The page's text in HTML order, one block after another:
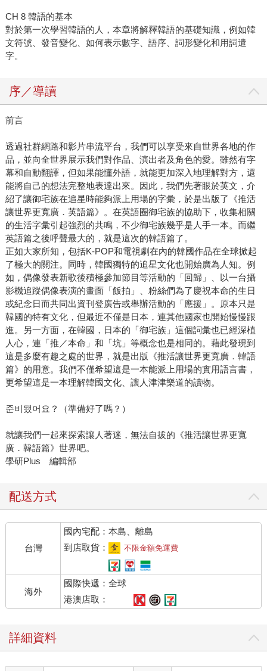
CH 8 韓語的基本
對於第一次學習韓語的人，本章將解釋韓語的基礎知識，例如韓
文符號、發音變化、如何表示數字、語序、詞形變化和用詞遣
字。
序／導讀
前言
透過社群網路和影片串流平台，我們可以享受來自世界各地的作
品，並向全世界展示我們對作品、演出者及角色的愛。雖然有字
幕和自動翻譯，但如果能懂外語，就能更加深入地理解對方，還
能將自己的想法完整地表達出來。因此，我們先著眼於英文，介
紹了讓御宅族在追星時能夠派上用場的字彙，於是出版了《推活
讓世界更寬廣．英語篇》。在英語圈御宅族的協助下，收集相關
的生活字彙引起強烈的共鳴，不少御宅族幾乎是人手一本。而繼
英語篇之後呼聲最大的，就是這次的韓語篇了。
正如大家所知，包括K-POP和電視劇在內的韓國作品在全球掀起
了極大的關注。同時，韓國獨特的追星文化也開始廣為人知。例
如，偶像發表新歌後積極參加節目等活動的「回歸」、以一台攝
影機追蹤偶像表演的畫面「飯拍」、粉絲們為了慶祝本命的生日
或紀念日而共同出資刊登廣告或舉辦活動的「應援」。原本只是
韓國的特有文化，但最近不僅是日本，連其他國家也開始慢慢跟
進。另一方面，在韓國，日本的「御宅族」這個詞彙也已經深植
人心，連「推／本命」和「坑」等概念也是相同的。藉此發現到
這是多麼有趣之處的世界，就是出版《推活讓世界更寬廣．韓語
篇》的用意。我們不僅希望這是一本能派上用場的實用語言書，
更希望這是一本理解韓國文化、讓人津津樂道的讀物。
준비됐어요？（準備好了嗎？）
就讓我們一起來探索讓人著迷，無法自拔的《推活讓世界更寬
廣．韓語篇》世界吧。
學研Plus 編輯部
配送方式
台灣
國內宅配：本島、離島
到店取貨：
不限金額免運費
海外
國際快遞：全球
港澳店取：
詳細資料